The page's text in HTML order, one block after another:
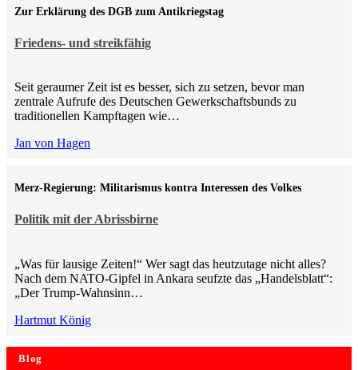
Friedens- und streikfähig
Zur Erklärung des DGB zum Antikriegstag
Seit geraumer Zeit ist es besser, sich zu setzen, bevor man
zentrale Aufrufe des Deutschen Gewerkschaftsbunds zu
traditionellen Kampftagen wie…
Jan von Hagen
Politik mit der Abrissbirne
Merz-Regierung: Militarismus kontra Inte­ressen des Volkes
„Was für lausige Zeiten!“ Wer sagt das heutzutage nicht alles?
Nach dem NATO-Gipfel in Ankara seufzte das „Handelsblatt“:
„Der Trump-Wahnsinn…
Hartmut König
Blog